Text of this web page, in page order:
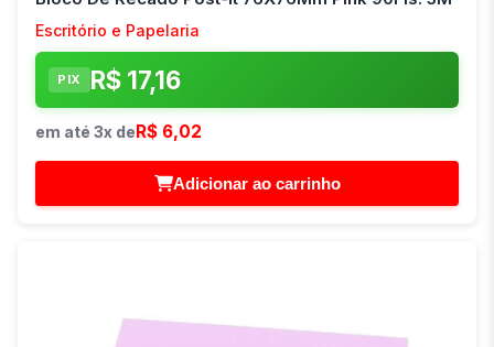
Escritório e Papelaria
PIX R$ 17,16
em até 3x deR$ 6,02
Adicionar ao carrinho